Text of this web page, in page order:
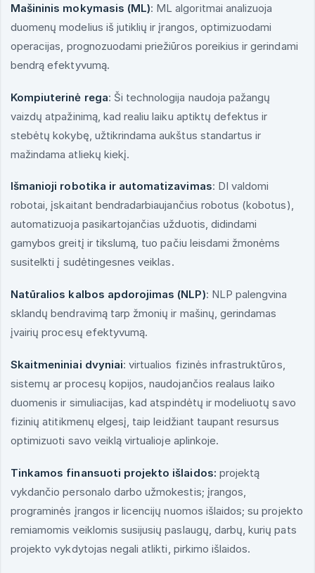
Mašininis mokymasis (ML): ML algoritmai analizuoja
duomenų modelius iš jutiklių ir įrangos, optimizuodami
operacijas, prognozuodami priežiūros poreikius ir gerindami
bendrą efektyvumą.
Kompiuterinė rega: Ši technologija naudoja pažangų
vaizdų atpažinimą, kad realiu laiku aptiktų defektus ir
stebėtų kokybę, užtikrindama aukštus standartus ir
mažindama atliekų kiekį.
Išmanioji robotika ir automatizavimas: DI valdomi
robotai, įskaitant bendradarbiaujančius robotus (kobotus),
automatizuoja pasikartojančias užduotis, didindami
gamybos greitį ir tikslumą, tuo pačiu leisdami žmonėms
susitelkti į sudėtingesnes veiklas.
Natūralios kalbos apdorojimas (NLP): NLP palengvina
sklandų bendravimą tarp žmonių ir mašinų, gerindamas
įvairių procesų efektyvumą.
Skaitmeniniai dvyniai: virtualios fizinės infrastruktūros,
sistemų ar procesų kopijos, naudojančios realaus laiko
duomenis ir simuliacijas, kad atspindėtų ir modeliuotų savo
fizinių atitikmenų elgesį, taip leidžiant taupant resursus
optimizuoti savo veiklą virtualioje aplinkoje.
Tinkamos finansuoti projekto išlaidos: projektą
vykdančio personalo darbo užmokestis; įrangos,
programinės įrangos ir licencijų nuomos išlaidos; su projekto
remiamomis veiklomis susijusių paslaugų, darbų, kurių pats
projekto vykdytojas negali atlikti, pirkimo išlaidos.